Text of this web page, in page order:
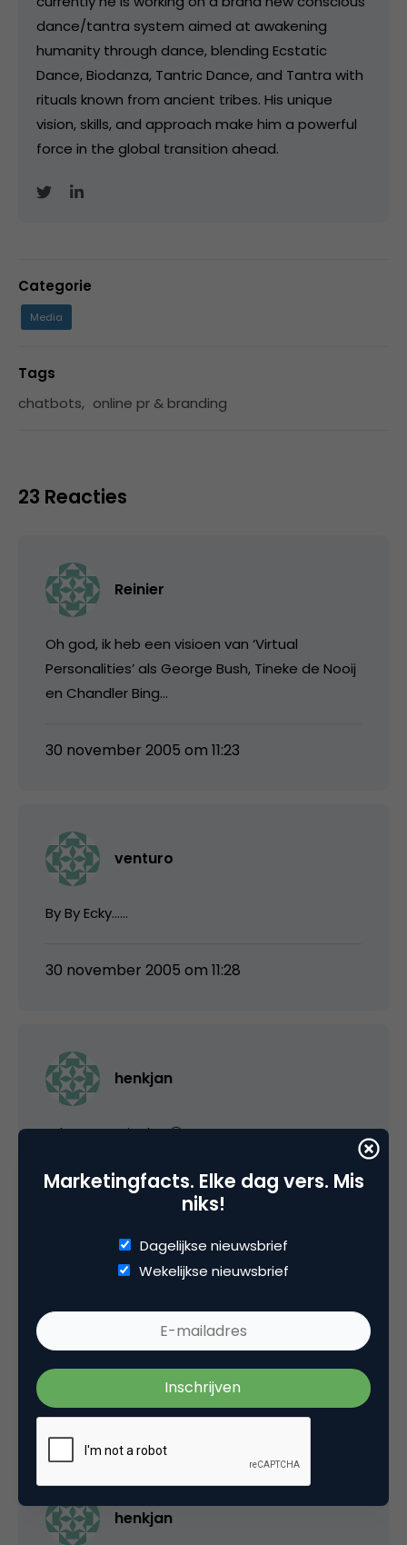
dance/tantra system aimed at awakening
humanity through dance, blending Ecstatic
Dance, Biodanza, Tantric Dance, and Tantra with
rituals known from ancient tribes. His unique
vision, skills, and approach make him a powerful
force in the global transition ahead.
Categorie
Media
Tags
chatbots, online pr & branding
23 Reacties
Reinier
Oh god, ik heb een visioen van ‘Virtual
Personalities’ als George Bush, Tineke de Nooij
en Chandler Bing…
30 november 2005 om 11:23
venturo
By By Ecky……
30 november 2005 om 11:28
henkjan
Ecky …… wat is dat 🙂
30 november 2005 om 12:38
Henkjan net zoiets als pun.nl misschien:)
30 november 2005 om 12:40
henkjan
Marketingfacts. Elke dag vers. Mis
niks!
Dagelijkse nieuwsbrief
Wekelijkse nieuwsbrief